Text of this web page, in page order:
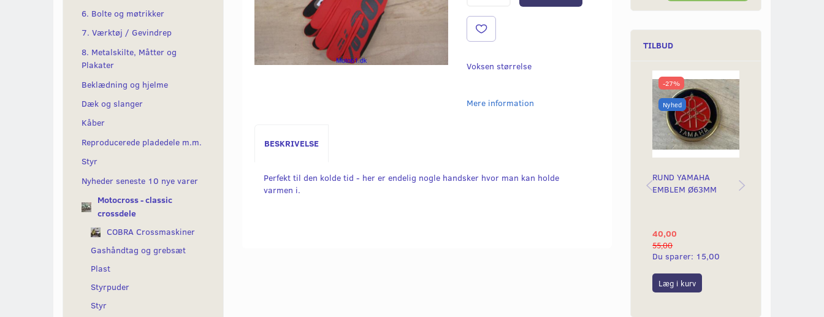
6. Bolte og møtrikker
7. Værktøj / Gevindrep
8. Metalskilte, Måtter og
Plakater
Beklædning og hjelme
Dæk og slanger
Kåber
Reproducerede pladedele m.m.
Styr
Nyheder seneste 10 nye varer
Motocross - classic
crossdele
COBRA Crossmaskiner
Gashåndtag og grebsæt
Plast
Styrpuder
Styr
Voksen størrelse
Mere information
BESKRIVELSE
Perfekt til den kolde tid - her er endelig nogle handsker hvor man kan holde
varmen i.
TILBUD
-27%
Nyhed
RUND YAMAHA
EMBLEM Ø63MM
40,00
55,00
Du sparer: 15,00
Læg i kurv